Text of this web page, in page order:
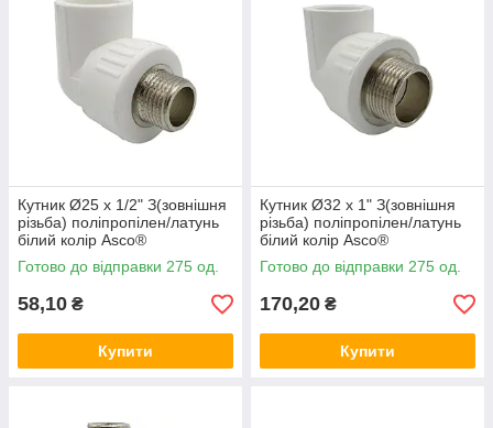
Кутник Ø25 x 1/2" З(зовнішня
різьба) поліпропілен/латунь
білий колір Asco®
Готово до відправки 275 од.
58,10 ₴
Купити
Кутник Ø32 x 1" З(зовнішня
різьба) поліпропілен/латунь
білий колір Asco®
Готово до відправки 275 од.
170,20 ₴
Купити